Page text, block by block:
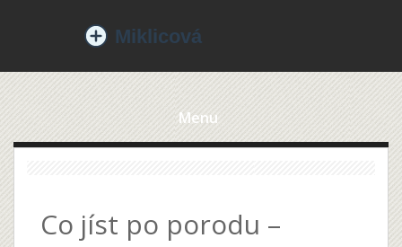
Menu
Co jíst po porodu –